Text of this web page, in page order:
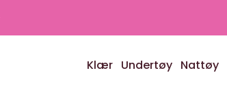
Klær Undertøy Nattøy